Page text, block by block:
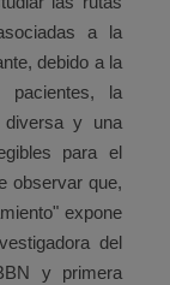
a la
debido a la
pacientes, la
diversa y una
para el
observar que,
expone
del
y primera